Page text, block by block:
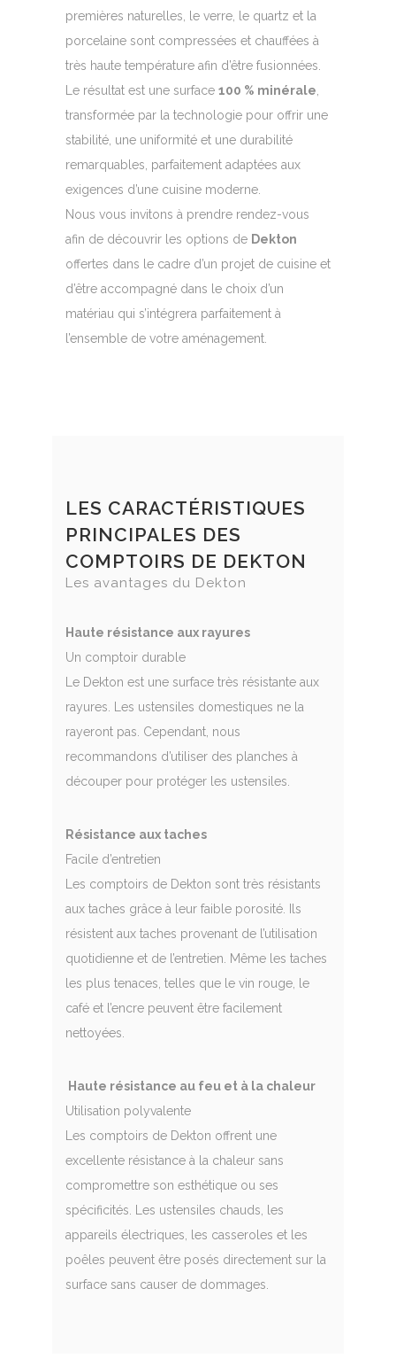
premières naturelles, le verre, le quartz et la
porcelaine sont compressées et chauffées à
très haute température afin d’être fusionnées.
Le résultat est une surface 100 % minérale
transformée par la technologie pour offrir une
stabilité, une uniformité et une durabilité
remarquables, parfaitement adaptées aux
exigences d’une cuisine moderne.
Nous vous invitons à prendre rendez-vous
afin de découvrir les options de Dekton
offertes dans le cadre d’un projet de cuisine et
d’être accompagné dans le choix d’un
matériau qui s’intégrera parfaitement à
l’ensemble de votre aménagement.
LES CARACTÉRISTIQUES
PRINCIPALES DES
COMPTOIRS DE DEKTON
Les avantages du Dekton
Haute résistance aux rayures
Un comptoir durable
Le Dekton est une surface très résistante aux
rayures. Les ustensiles domestiques ne la
rayeront pas. Cependant, nous
recommandons d’utiliser des planches à
découper pour protéger les ustensiles.
Résistance aux taches
Facile d’entretien
Les comptoirs de Dekton sont très résistants
aux taches grâce à leur faible porosité. Ils
résistent aux taches provenant de l’utilisation
quotidienne et de l’entretien. Même les taches
les plus tenaces, telles que le vin rouge, le
café et l’encre peuvent être facilement
nettoyées.
Haute résistance au feu et à la chaleur
Utilisation polyvalente
Les comptoirs de Dekton offrent une
excellente résistance à la chaleur sans
compromettre son esthétique ou ses
spécificités. Les ustensiles chauds, les
appareils électriques, les casseroles et les
poêles peuvent être posés directement sur la
surface sans causer de dommages.